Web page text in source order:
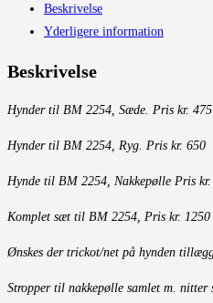
Beskrivelse
Yderligere information
Beskrivelse
Hynder til BM 2254, Sæde. Pris kr. 475
Hynder til BM 2254, Ryg. Pris kr. 650
Hynde til BM 2254, Nakkepølle Pris
Komplet sæt til BM 2254, Pris kr. 1250
Ønskes der trickot/net på hynden
Stropper til nakkepølle samlet m. nitter